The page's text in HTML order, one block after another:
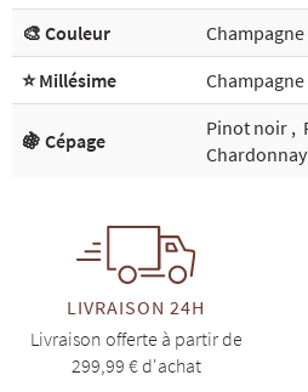
🎨 Couleur
⭐ Millésime
🍇 Cépage
Pinot noir ,
Chardonnay
LIVRAISON 24H
Livraison offerte à partir de
299,99 € d'achat